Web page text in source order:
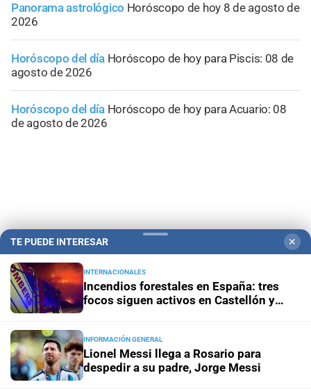
Panorama astrológico Horóscopo de hoy 8 de agosto de
2026
Horóscopo del día Horóscopo de hoy para Piscis: 08 de
agosto de 2026
Horóscopo del día Horóscopo de hoy para Acuario: 08
de agosto de 2026
Podcasts Mirador Provincial VivíMejor SF
Puerto Negocios
Notife
Educacion SF
TE PUEDE INTERESAR ✕
INTERNACIONALES
Incendios forestales en España: tres
focos siguen activos en Castellón y
INFORMACIÓN GENERAL
Lionel Messi llega a Rosario para
despedir a su padre, Jorge Messi